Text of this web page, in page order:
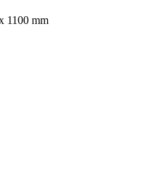
1100 mm